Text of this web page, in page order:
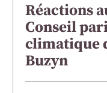
Réactions
Conseil
climatique
Buzyn